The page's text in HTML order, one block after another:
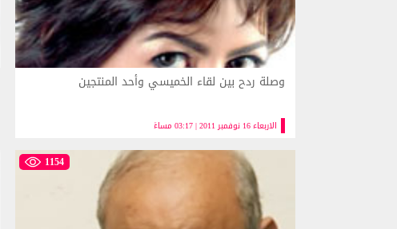
الاربعاء 16 نوفمبر 2011 | 03:17 مساءً
وصلة ردح بين لقاء الخميسي وأحد المنتجين
1154